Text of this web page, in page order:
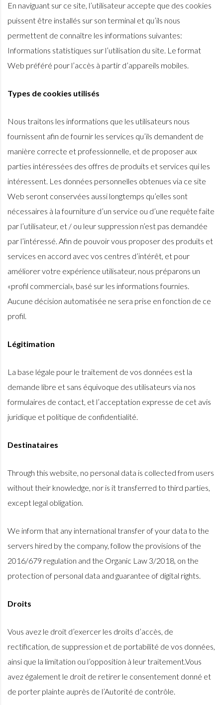
En naviguant sur ce site, l’utilisateur accepte que des cookies
puissent être installés sur son terminal et qu’ils nous
permettent de connaître les informations suivantes:
Informations statistiques sur l’utilisation du site. Le format
Web préféré pour l’accès à partir d’appareils mobiles.
Types de cookies utilisés
Nous traitons les informations que les utilisateurs nous
fournissent afin de fournir les services qu’ils demandent de
manière correcte et professionnelle, et de proposer aux
parties intéressées des offres de produits et services qui les
intéressent. Les données personnelles obtenues via ce site
Web seront conservées aussi longtemps qu’elles sont
nécessaires à la fourniture d’un service ou d’une requête faite
par l’utilisateur, et / ou leur suppression n’est pas demandée
par l’intéressé. Afin de pouvoir vous proposer des produits et
services en accord avec vos centres d’intérêt, et pour
améliorer votre expérience utilisateur, nous préparons un
«profil commercial», basé sur les informations fournies.
Aucune décision automatisée ne sera prise en fonction de ce
profil.
Légitimation
La base légale pour le traitement de vos données est la
demande libre et sans équivoque des utilisateurs via nos
formulaires de contact, et l’acceptation expresse de cet avis
juridique et politique de confidentialité.
Destinataires
Through this website, no personal data is collected from users
without their knowledge, nor is it transferred to third parties,
except legal obligation.
We inform that any international transfer of your data to the
servers hired by the company, follow the provisions of the
2016/679 regulation and the Organic Law 3/2018, on the
protection of personal data and guarantee of digital rights.
Droits
Vous avez le droit d’exercer les droits d’accès, de
rectification, de suppression et de portabilité de vos données,
ainsi que la limitation ou l’opposition à leur traitement.Vous
avez également le droit de retirer le consentement donné et
de porter plainte auprès de l’Autorité de contrôle.